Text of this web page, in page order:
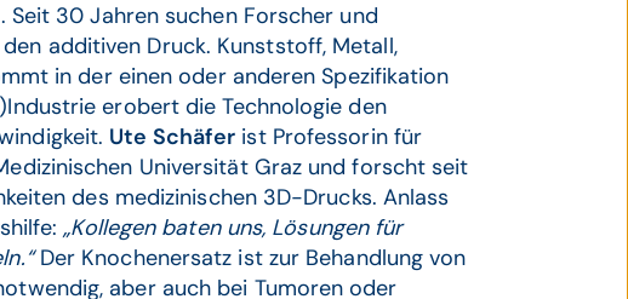
30 Jahren suchen Forscher und
additiven Druck. Kunststoff, Metall,
in der einen oder anderen Spezifikation
erobert die Technologie den
Ute Schäfer ist Professorin für
Universität Graz und forscht seit
des medizinischen 3D-Drucks. Anlass
„Kollegen baten uns, Lösungen für
Der Knochenersatz ist zur Behandlung von
aber auch bei Tumoren oder